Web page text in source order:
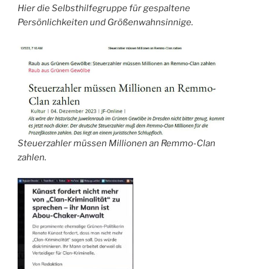
Hier die Selbsthilfegruppe für gespaltene
Persönlichkeiten und Größenwahnsinnige.
Steuerzahler müssen Millionen an Remmo-Clan
zahlen.